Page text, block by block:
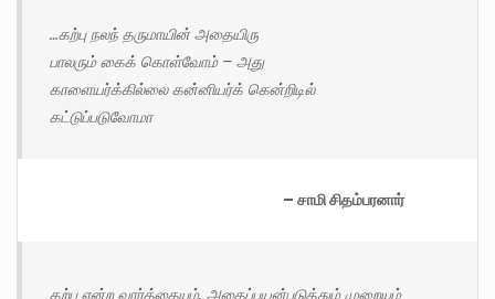
…கற்பு நலந் தருமாயின் அதையிரு
பாலரும் கைக் கொள்வோம் – அது
காளையர்க்கில்லை கன்னியர்க் கென்றிடில்
கட்டுப்படுவோமா
– சாமி சிதம்பரனார்